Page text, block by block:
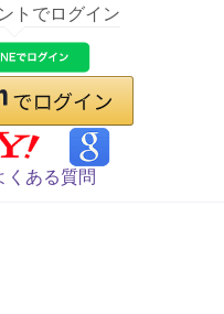
トでログイン
くある質問